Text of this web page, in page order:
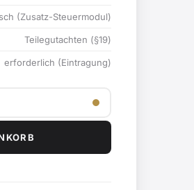
(Zusatz-Steuermodul)
Teilegutachten (§19)
erforderlich (Eintragung)